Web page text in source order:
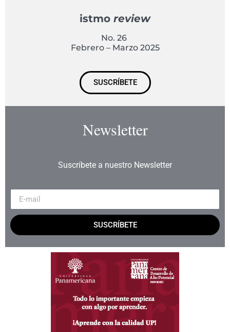
istmo review
No. 26
Febrero – Marzo 2025
SUSCRÍBETE
Newsletter
Suscríbete a nuestro Newsletter
SUSCRÍBETE